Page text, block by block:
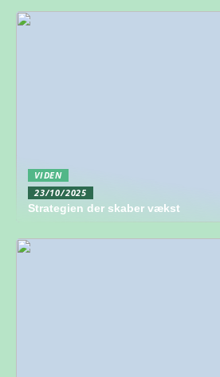
VIDEN
23/10/2025
Strategien der skaber vækst